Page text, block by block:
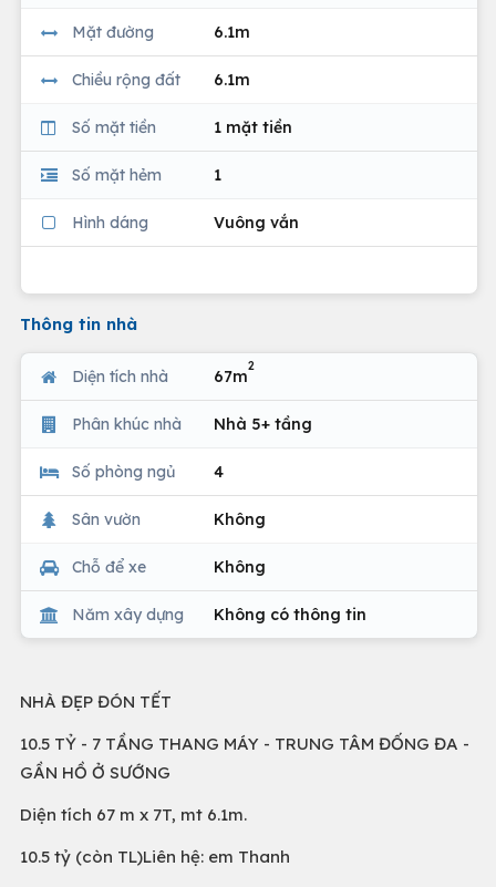
Mặt đường 6.1m
Chiều rộng đất 6.1m
Số mặt tiền 1 mặt tiền
Số mặt hẻm 1
Hình dáng Vuông vắn
Thông tin nhà
Diện tích nhà 67m
2
Phân khúc nhà Nhà 5+ tầng
Số phòng ngủ 4
Sân vườn Không
Chỗ để xe Không
Năm xây dựng Không có thông tin
NHÀ ĐẸP ĐÓN TẾT
10.5 TỶ - 7 TẦNG THANG MÁY - TRUNG TÂM ĐỐNG ĐA -
GẦN HỒ Ở SƯỚNG
Diện tích 67 m x 7T, mt 6.1m.
10.5 tỷ (còn TL)Liên hệ: em Thanh